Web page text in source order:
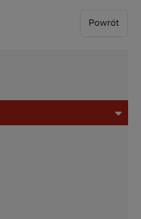
Powrót